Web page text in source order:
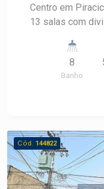
Centro em Piracicaba - SP
13 salas com
de serviço e
localizado na Praça
8
Banho
Cód. 144822